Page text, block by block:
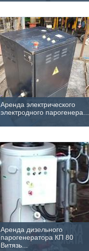
Аренда электрического
электродного парогенера...
Аренда дизельного
парогенератора КП 80
Витязь...